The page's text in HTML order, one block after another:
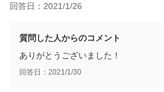
回答日： 2021/1/26
質問した人からのコメント
ありがとうございました！
回答日： 2021/1/30